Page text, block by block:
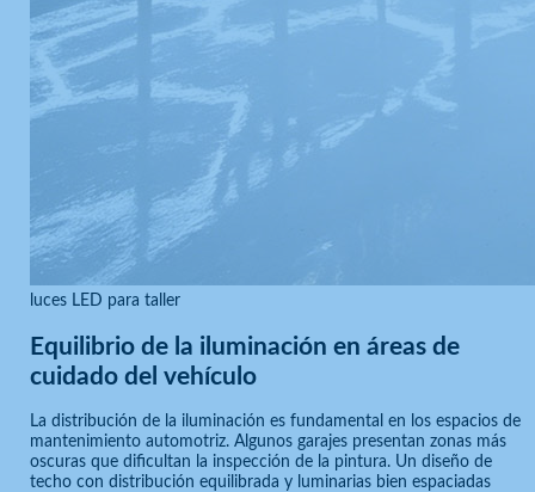
luces LED para taller
Equilibrio de la iluminación en áreas de
cuidado del vehículo
La distribución de la iluminación es fundamental en los espacios de
mantenimiento automotriz. Algunos garajes presentan zonas más
oscuras que dificultan la inspección de la pintura. Un diseño de
techo con distribución equilibrada y luminarias bien espaciadas